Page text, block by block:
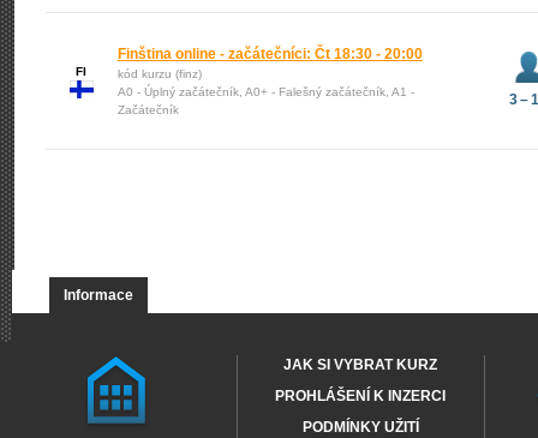
FI
Finština online - začátečníci: Čt 18:30 - 20:00
kód kurzu (finz)
A0 - Úplný začátečník, A0+ - Falešný začátečník, A1 -
Začátečník
3 –
Informace
JAK SI VYBRAT KURZ
PROHLÁŠENÍ K INZERCI
PODMÍNKY UŽITÍ